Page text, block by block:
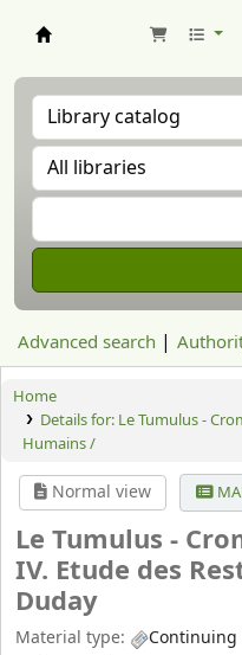
Advanced search
Home
Details for: Le Tumulus -
Humains /
Normal view
Le Tumulus -
IV. Etude des
Duday
Material type:
Continuing